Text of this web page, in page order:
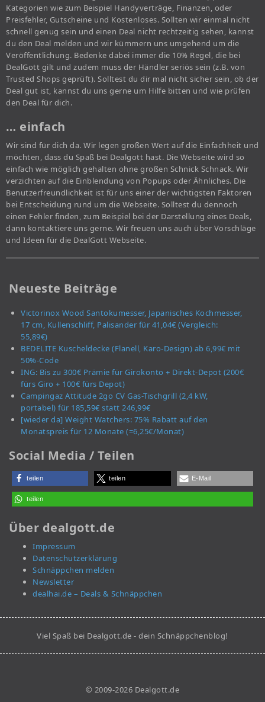
Kategorien wie zum Beispiel Handyverträge, Finanzen, oder
Preisfehler, Gutscheine und Kostenloses. Sollten wir einmal nicht
schnell genug sein und einen Deal nicht rechtzeitig sehen, kannst
du den Deal melden und wir kümmern uns umgehend um die
Veröffentlichung. Bedenke dabei immer die 10% Regel, die bei
DealGott gilt und zudem muss der Händler seriös sein (z.B. von
Trusted Shops geprüft). Solltest du dir mal nicht sicher sein, ob der
Deal gut ist, kannst du uns gerne um Hilfe bitten und wie prüfen
den Deal für dich.
… einfach
Wir sind für dich da. Wir legen großen Wert auf die Einfachheit und
möchten, dass du Spaß bei Dealgott hast. Die Webseite wird so
einfach wie möglich gehalten ohne großen Schnick Schnack. Wir
verzichten auf die Einblendung von Popups oder Ähnliches. Die
Benutzerfreundlichkeit ist für uns einer der wichtigsten Faktoren
bei Entscheidung rund um die Webseite. Solltest du dennoch
einen Fehler finden, zum Beispiel bei der Darstellung eines Deals,
dann kontaktiere uns gerne. Wir freuen uns auch über Vorschläge
und Ideen für die DealGott Webseite.
Neueste Beiträge
Victorinox Wood Santokumesser, Japanisches Kochmesser,
17 cm, Kullenschliff, Palisander für 41,04€ (Vergleich:
55,89€)
BEDELITE Kuscheldecke (Flanell, Karo-Design) ab 6,99€ mit
50%-Code
ING: Bis zu 300€ Prämie für Girokonto + Direkt-Depot (200€
fürs Giro + 100€ fürs Depot)
Campingaz Attitude 2go CV Gas-Tischgrill (2,4 kW,
portabel) für 185,59€ statt 246,99€
[wieder da] Weight Watchers: 75% Rabatt auf den
Monatspreis für 12 Monate (=6,25€/Monat)
Social Media / Teilen
teilen teilen E-Mail
teilen
Über dealgott.de
Impressum
Datenschutzerklärung
Schnäppchen melden
Newsletter
dealhai.de – Deals & Schnäppchen
Viel Spaß bei Dealgott.de - dein Schnäppchenblog!
© 2009-2026 Dealgott.de